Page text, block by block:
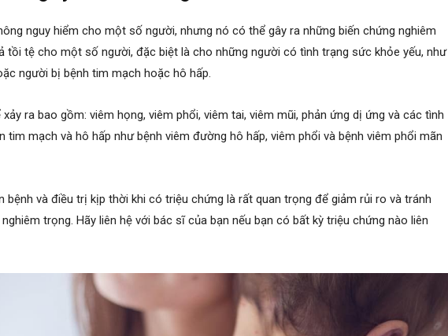
nguy hiểm cho một số người, nhưng nó có thể gây ra những biến chứng nghiêm
tồi tệ cho một số người, đặc biệt là cho những người có tình trạng sức khỏe yếu, như
người bị bệnh tim mạch hoặc hô hấp.
ra bao gồm: viêm họng, viêm phổi, viêm tai, viêm mũi, phản ứng dị ứng và các tình
tim mạch và hô hấp như bệnh viêm đường hô hấp, viêm phổi và bệnh viêm phổi mãn
bệnh và điều trị kịp thời khi có triệu chứng là rất quan trọng để giảm rủi ro và tránh
trọng. Hãy liên hệ với bác sĩ của bạn nếu bạn có bất kỳ triệu chứng nào liên